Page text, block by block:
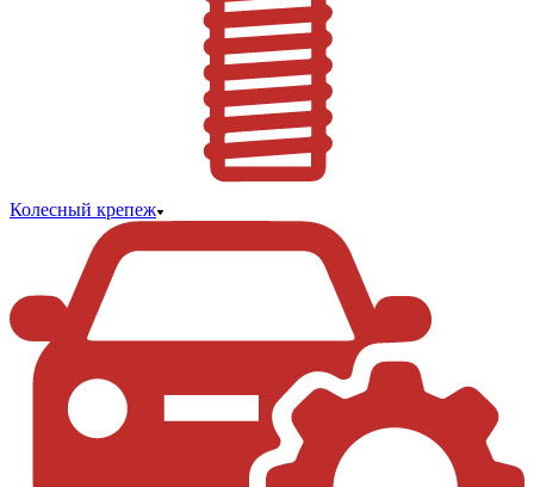
Колесный крепеж